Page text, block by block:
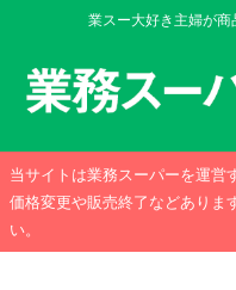
業スー大好き主婦が
当サイトは業務スーパーを運営
価格変更や販売終了などありま
い。